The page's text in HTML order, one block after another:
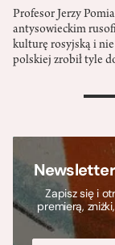
Profesor Jerzy
antysowieckim
kulturę rosyjską i
polskiej zrobił tyle
>
Zapisz się i
premierą,